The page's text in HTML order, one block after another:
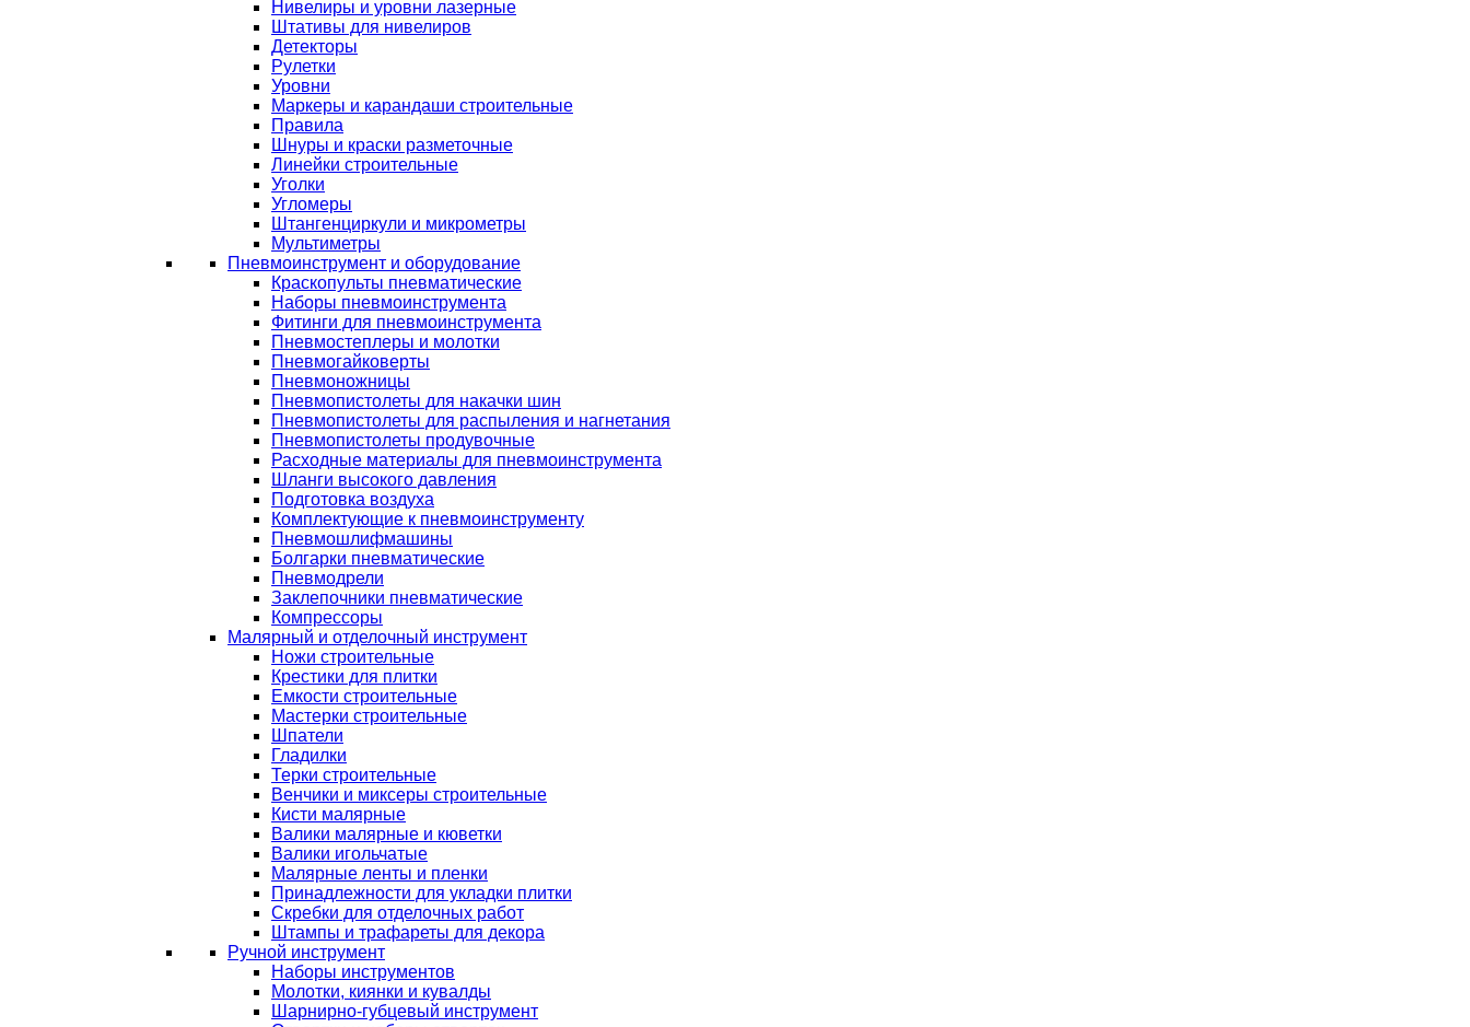
Нивелиры и уровни лазерные
Штативы для нивелиров
Детекторы
Рулетки
Уровни
Маркеры и карандаши строительные
Правила
Шнуры и краски разметочные
Линейки строительные
Уголки
Угломеры
Штангенциркули и микрометры
Мультиметры
Пневмоинструмент и оборудование
Краскопульты пневматические
Наборы пневмоинструмента
Фитинги для пневмоинструмента
Пневмостеплеры и молотки
Пневмогайковерты
Пневмоножницы
Пневмопистолеты для накачки шин
Пневмопистолеты для распыления и нагнетания
Пневмопистолеты продувочные
Расходные материалы для пневмоинструмента
Шланги высокого давления
Подготовка воздуха
Комплектующие к пневмоинструменту
Пневмошлифмашины
Болгарки пневматические
Пневмодрели
Заклепочники пневматические
Компрессоры
Малярный и отделочный инструмент
Ножи строительные
Крестики для плитки
Емкости строительные
Мастерки строительные
Шпатели
Гладилки
Терки строительные
Венчики и миксеры строительные
Кисти малярные
Валики малярные и кюветки
Валики игольчатые
Малярные ленты и пленки
Принадлежности для укладки плитки
Скребки для отделочных работ
Штампы и трафареты для декора
Ручной инструмент
Наборы инструментов
Молотки, киянки и кувалды
Шарнирно-губцевый инструмент